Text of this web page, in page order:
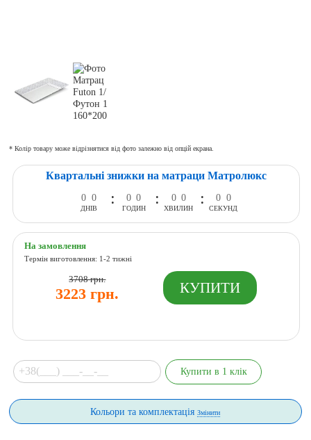
* Колір товару може відрізнятися від фото залежно від опцій екрана.
Квартальні знижки на матраци Матролюкс
0 0
ДНІВ
: 0 0
ГОДИН
: 0 0
ХВИЛИН
: 0 0
СЕКУНД
На замовлення
Термін виготовлення: 1-2 тижні
3708 грн.
3223 грн.
Кольори та комплектаціяЗмінити